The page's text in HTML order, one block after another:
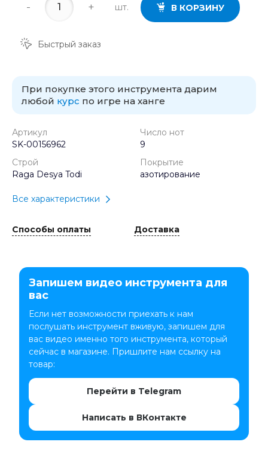
- + шт. В КОРЗИНУ
Быстрый заказ
При покупке этого инструмента дарим
любой курс по игре на ханге
Артикул
SK-00156962
Число нот
9
Строй
Raga Desya Todi
Покрытие
азотирование
Все характеристики
Способы оплаты Доставка
Запишем видео инструмента для
вас
Если нет возможности приехать к нам
послушать инструмент вживую, запишем для
вас видео именно того инструмента, который
сейчас в магазине. Пришлите нам ссылку на
товар:
Перейти в Telegram
Написать в ВКонтакте